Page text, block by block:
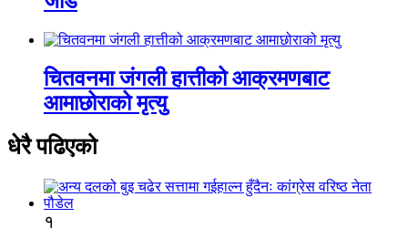
चितवनमा जंगली हात्तीको आक्रमणबाट
आमाछोराको मृत्यु
धेरै पढिएको
१